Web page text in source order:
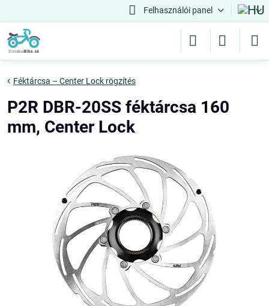
Felhasználói panel
Féktárcsa – Center Lock rögzítés
P2R DBR-20SS féktárcsa 160
mm, Center Lock